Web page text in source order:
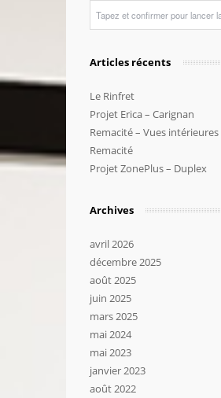
Articles récents
Le Rinfret
Projet Erica – Carignan
Remacité – Vues intérieures
Remacité
Projet ZonePlus – Duplex
Archives
avril 2026
décembre 2025
août 2025
juin 2025
mars 2025
mai 2024
mai 2023
janvier 2023
août 2022